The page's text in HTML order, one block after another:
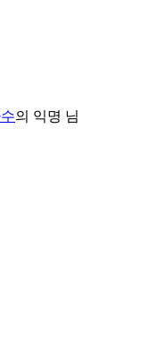
의 익명 님